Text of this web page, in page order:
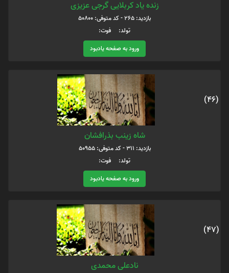
زنده یاد کربلایی گرجی عزیزی
بازدید: 265 - کد متوفی: 50800
تولد: فوت:
ورود به صفحه یادبود
(46)
شاه زینب بذرافشان
بازدید: 311 - کد متوفی: 50955
تولد: فوت:
ورود به صفحه یادبود
(47)
نادعلی محمدی